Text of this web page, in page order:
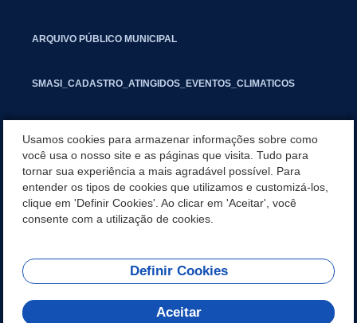
ARQUIVO PÚBLICO MUNICIPAL
SMASI_CADASTRO_ATINGIDOS_EVENTOS_CLIMATICOS
INFORMATIVO PIT
SEGUNDA VIA IPTU
REDES SOCIAIS
Usamos cookies para armazenar informações sobre como
você usa o nosso site e as páginas que visita. Tudo para
tornar sua experiência a mais agradável possível. Para
entender os tipos de cookies que utilizamos e customizá-los,
clique em 'Definir Cookies'. Ao clicar em 'Aceitar', você
consente com a utilização de cookies.
Definir Cookies
Aceitar